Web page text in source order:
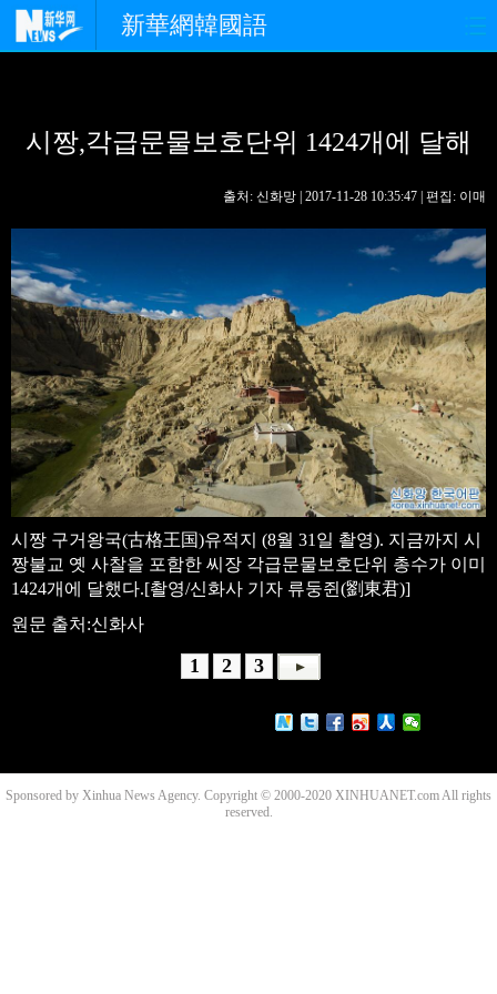
新華網韓國語
경제 사회 포토
핫 TV 문화
오피니언
생생 중국어
시짱,각급문물보호단위 1424개에 달해
출처: 신화망 | 2017-11-28 10:35:47 | 편집: 이매
시짱 구거왕국(古格王国)유적지 (8월 31일 촬영). 지금까지 시
짱불교 옛 사찰을 포함한 씨장 각급문물보호단위 총수가 이미
1424개에 달했다.[촬영/신화사 기자 류둥쥔(劉東君)]
원문 출처:신화사
1 2 3